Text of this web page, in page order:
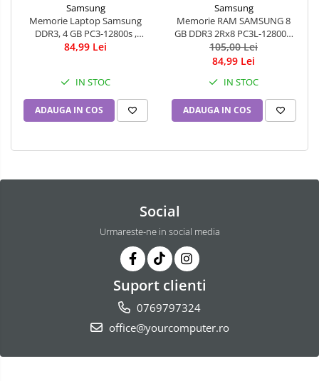
Samsung
Memorie Laptop Samsung
DDR3, 4 GB PC3-12800s ,
1600MHz
84,99 Lei
IN STOC
ADAUGA IN COS
Samsung
Memorie RAM SAMSUNG 8
GB DDR3 2Rx8 PC3L-12800s,
1600 Mhz - LOW VOLTAGE
105,00 Lei
84,99 Lei
IN STOC
ADAUGA IN COS
Social
Urmareste-ne in social media
Suport clienti
0769797324
office@yourcomputer.ro